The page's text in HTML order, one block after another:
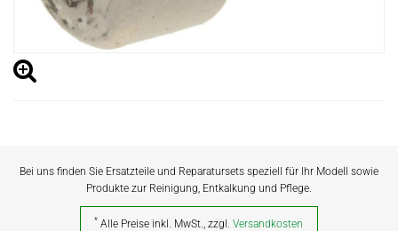
Bei uns finden Sie Ersatzteile und Reparatursets speziell für Ihr Modell sowie
Produkte zur Reinigung, Entkalkung und Pflege.
* Alle Preise inkl. MwSt., zzgl.Versandkosten